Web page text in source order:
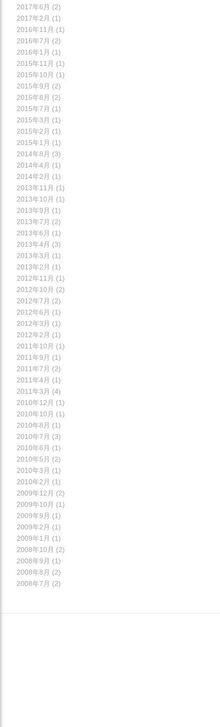
2017年6月 (2)
2017年2月 (1)
2016年11月 (1)
2016年7月 (2)
2016年1月 (1)
2015年11月 (1)
2015年10月 (1)
2015年9月 (2)
2015年8月 (2)
2015年7月 (1)
2015年3月 (1)
2015年2月 (1)
2015年1月 (1)
2014年8月 (3)
2014年4月 (1)
2014年2月 (1)
2013年11月 (1)
2013年10月 (1)
2013年9月 (1)
2013年7月 (2)
2013年6月 (1)
2013年4月 (3)
2013年3月 (1)
2013年2月 (1)
2012年11月 (1)
2012年10月 (2)
2012年7月 (2)
2012年6月 (1)
2012年3月 (1)
2012年2月 (1)
2011年10月 (1)
2011年9月 (1)
2011年7月 (2)
2011年4月 (1)
2011年3月 (4)
2010年12月 (1)
2010年10月 (1)
2010年8月 (1)
2010年7月 (3)
2010年6月 (1)
2010年5月 (2)
2010年3月 (1)
2010年2月 (1)
2009年12月 (2)
2009年10月 (1)
2009年9月 (1)
2009年2月 (1)
2009年1月 (1)
2008年10月 (2)
2008年9月 (1)
2008年8月 (2)
2008年7月 (2)